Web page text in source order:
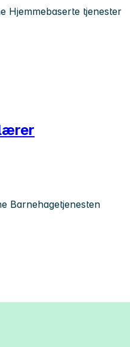
Hjemmebaserte tjenester
Barnehagetjenesten